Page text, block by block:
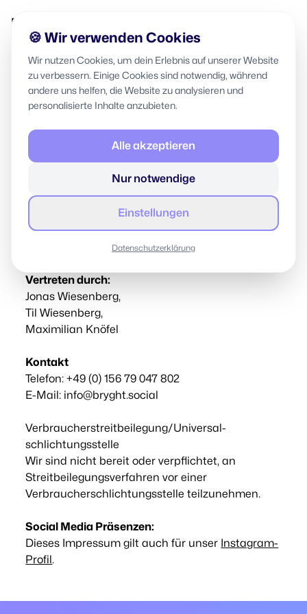
🍪 Wir verwenden Cookies
Wir nutzen Cookies, um dein Erlebnis auf unserer Website
zu verbessern. Einige Cookies sind notwendig, während
andere uns helfen, die Website zu analysieren und
personalisierte Inhalte anzubieten.
Alle akzeptieren
Nur notwendige
Einstellungen
Datenschutzerklärung
BRYGHT
IMPRESSUM
BRYGHT GmbH
Sartoriusstraße 23
45134 Essen
Handelsregister: 35947
Registergericht: Amtsgericht Essen
Umsatzsteuer-Identifikationsnummer:
Vertreten durch:
Jonas Wiesenberg,
Til Wiesenberg,
Maximilian Knöfel
Kontakt
Telefon: +49 (0) 156 79 047 802
E-Mail: info@bryght.social
Verbraucher­streit­beilegung/Universal­
schlichtungs­stelle
Wir sind nicht bereit oder verpflichtet, an
Streitbeilegungsverfahren vor einer
Verbraucherschlichtungsstelle teilzunehmen.
Social Media Präsenzen:
Dieses Impressum gilt auch für unser Instagram-
Profil.